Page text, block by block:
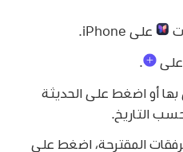
على iPhone.
على
بها أو اضغط على الحديثة
التاريخ.
المقترحة، اضغط على